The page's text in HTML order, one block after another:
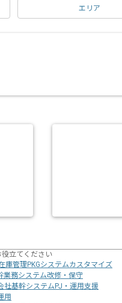
エリア
立てください
庫管理PKGシステムカスタマイズ
業務システム改修・保守
社基幹システムPJ・運用支援
用